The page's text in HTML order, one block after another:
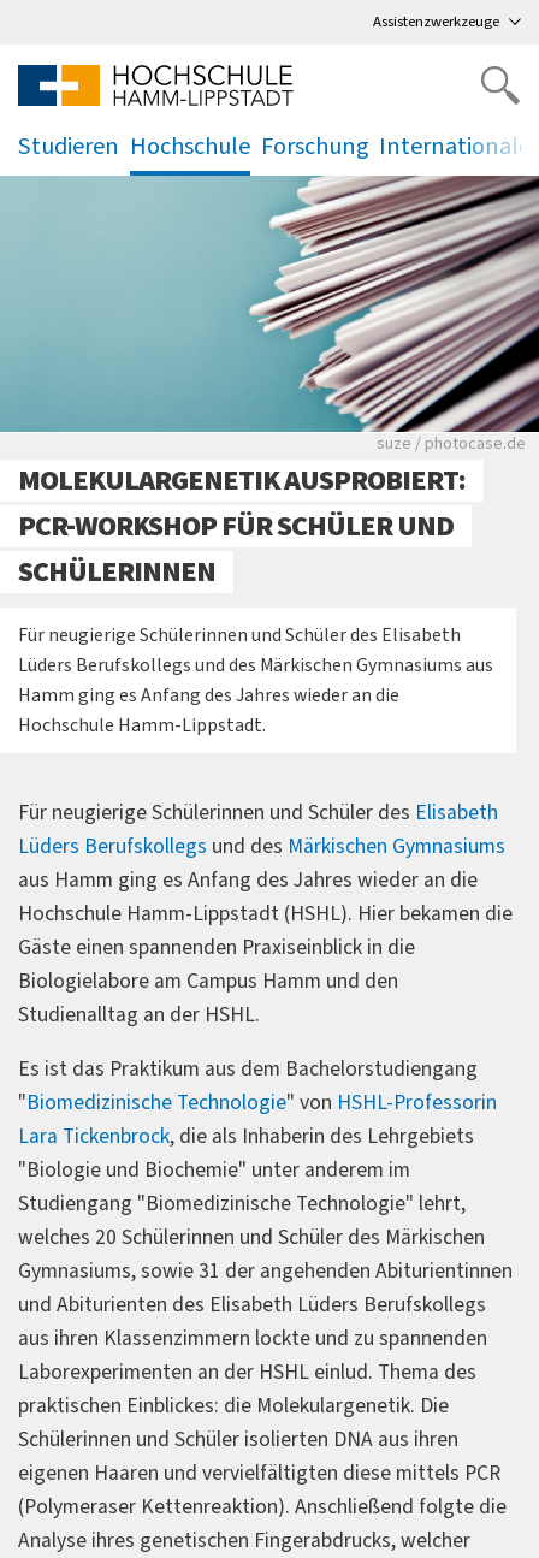
Assistenzwerkzeuge
Studieren
.
Hochschule
.
Forschung
. .
Viele Zeitungen.
suze / photocase.de
MOLEKULARGENETIK AUSPROBIERT:
PCR-WORKSHOP FÜR SCHÜLER UND
SCHÜLERINNEN
Für neugierige Schülerinnen und Schüler des Elisabeth
Lüders Berufskollegs und des Märkischen Gymnasiums aus
Hamm ging es Anfang des Jahres wieder an die
Hochschule Hamm-Lippstadt.
Für neugierige Schülerinnen und Schüler des Elisabeth
Lüders Berufskollegs und des Märkischen Gymnasiums
aus Hamm ging es Anfang des Jahres wieder an die
Hochschule Hamm-Lippstadt (HSHL). Hier bekamen die
Gäste einen spannenden Praxiseinblick in die
Biologielabore am Campus Hamm und den
Studienalltag an der HSHL.
Es ist das Praktikum aus dem Bachelorstudiengang
"Biomedizinische Technologie" von HSHL-Professorin
Lara Tickenbrock, die als Inhaberin des Lehrgebiets
"Biologie und Biochemie" unter anderem im
Studiengang "Biomedizinische Technologie" lehrt,
welches 20 Schülerinnen und Schüler des Märkischen
Gymnasiums, sowie 31 der angehenden Abiturientinnen
und Abiturienten des Elisabeth Lüders Berufskollegs
aus ihren Klassenzimmern lockte und zu spannenden
Laborexperimenten an der HSHL einlud. Thema des
praktischen Einblickes: die Molekulargenetik. Die
Schülerinnen und Schüler isolierten DNA aus ihren
eigenen Haaren und vervielfältigten diese mittels PCR
(Polymeraser Kettenreaktion). Anschließend folgte die
Analyse ihres genetischen Fingerabdrucks, welcher